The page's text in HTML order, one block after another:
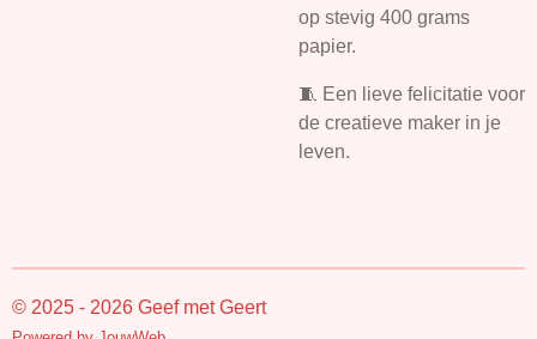
op stevig 400 grams
papier.
🧵 Een lieve felicitatie voor
de creatieve maker in je
leven.
© 2025 - 2026 Geef met Geert